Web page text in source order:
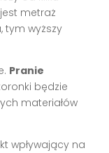
metraż
tym wyższy
Pranie
będzie
materiałów
wpływający na